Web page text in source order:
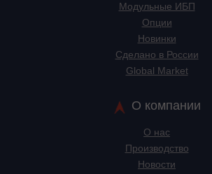
Модульные ИБП
Опции
Новинки
Сделано в России
Global Market
О компании
О нас
Производство
Новости